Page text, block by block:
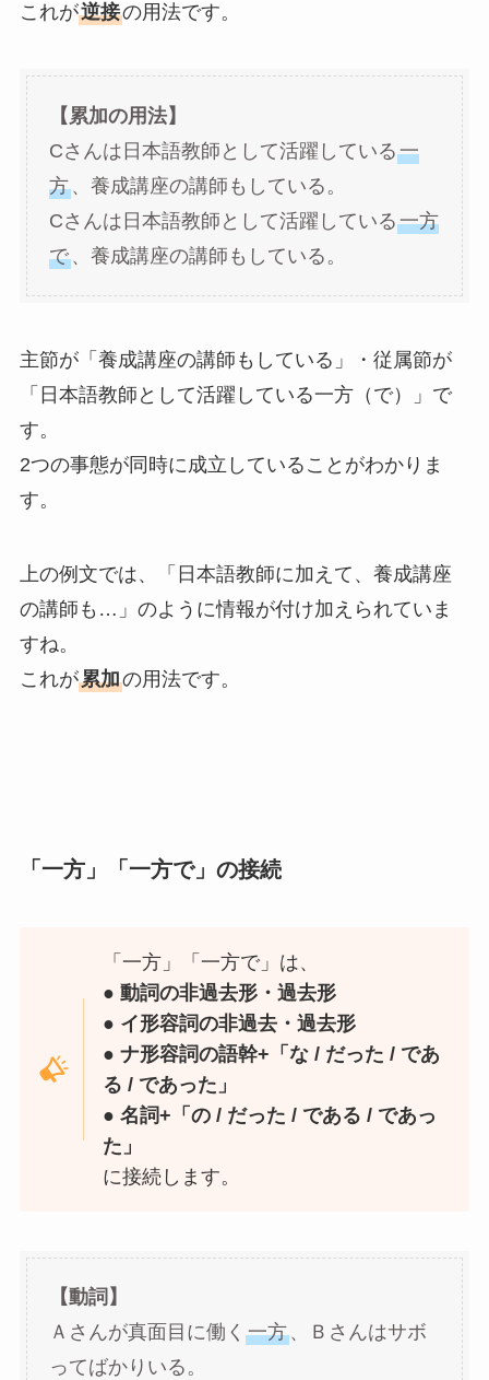
これが逆接の用法です。
【累加の用法】
Cさんは日本語教師として活躍している一
方、養成講座の講師もしている。
Cさんは日本語教師として活躍している一方
で、養成講座の講師もしている。
主節が「養成講座の講師もしている」・従属節が
「日本語教師として活躍している一方（で）」で
す。
2つの事態が同時に成立していることがわかりま
す。
上の例文では、「日本語教師に加えて、養成講座
の講師も…」のように情報が付け加えられていま
すね。
これが累加の用法です。
「一方」「一方で」の接続
「一方」「一方で」は、
● 動詞の非過去形・過去形
● イ形容詞の非過去・過去形
● ナ形容詞の語幹+「な / だった / であ
る / であった」
● 名詞+「の / だった / である / であっ
た」
に接続します。
【動詞】
Ａさんが真面目に働く 一方、Ｂさんはサボ
ってばかりいる。